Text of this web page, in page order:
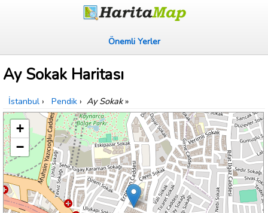
Önemli Yerler
Ay Sokak Haritası
İstanbul › Pendik › Ay Sokak»
+
−